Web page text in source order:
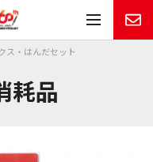
メ
耗品
ス・はんだセット